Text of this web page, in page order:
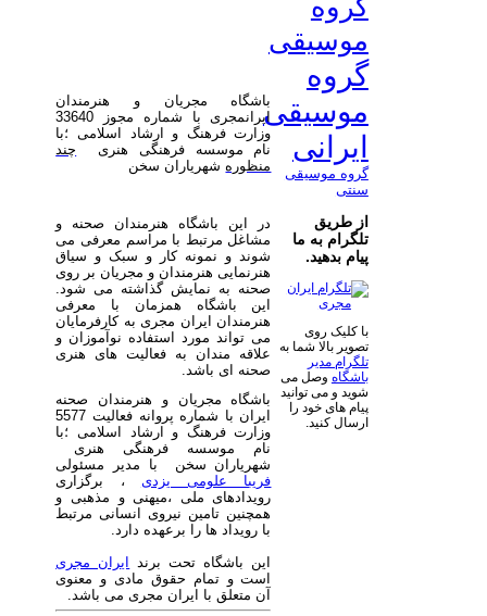
باشگاه مجریان و هنرمندان
ایرانمجری با شماره مجوز 33640
وزارت فرهنگ و ارشاد اسلامی ؛با
نام موسسه فرهنگی هنری چند
منظوره شهریاران سخن
در این باشگاه هنرمندان صحنه و
مشاغل مرتبط با مراسم معرفی می
شوند و نمونه کار و سبک و سیاق
هنرنمایی هنرمندان و مجریان بر روی
صحنه به نمایش گذاشته می شود.
این باشگاه همزمان با معرفی
هنرمندان ایران مجری به کارفرمایان
می تواند مورد استفاده نوآموزان و
علاقه مندان به فعالیت های هنری
صحنه ای باشد.
باشگاه مجریان و هنرمندان صحنه
ایران با شماره پروانه فعالیت 5577
وزارت فرهنگ و ارشاد اسلامی ؛با
نام موسسه فرهنگی هنری
شهریاران سخن با مدیر مسئولی
فریبا علومی یزدی ، برگزاری
رویدادهای ملی ،میهنی و مذهبی و
همچنین تامین نیروی انسانی مرتبط
با رویداد ها را برعهده دارد.
این باشگاه تحت برند ایران مجری
است و تمام حقوق مادی و معنوی
آن متعلق با ایران مجری می باشد.
گروه
موسیقی
گروه
موسیقی
ایرانی
گروه موسیقی
سنتی
از طریق
تلگرام به ما
پیام بدهید.
با کلیک روی
تصویر بالا شما به
تلگرام مدیر
باشگاه وصل می
شوید و می توانید
پیام های خود را
ارسال کنید.